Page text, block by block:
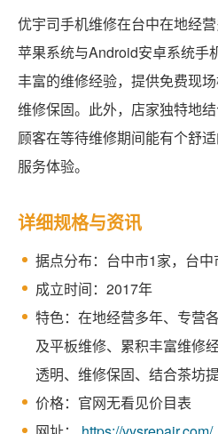
优宇司手机维修在台中在地经
苹果系统与Android安卓系统手
丰富的维修经验，提供免费现
维修保固。此外，店家独特地
顾客在等待维修期间能有个舒
服务体验。
详细规格与资讯
据点分布：台中市1家，台中
成立时间：2017年
特色：在地经营多年、专营
及平板维修、累积丰富维修
透明、维修保固、结合茶坊
价格：官网无看见价目表